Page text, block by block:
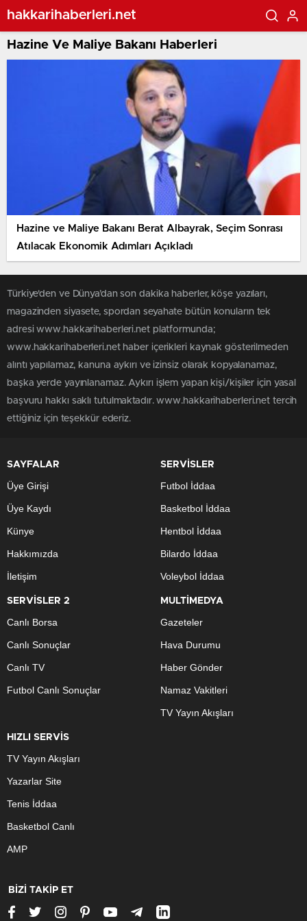
hakkarihaberleri.net
Hazine Ve Maliye Bakanı Haberleri
Hazine ve Maliye Bakanı Berat Albayrak, Seçim Sonrası
Atılacak Ekonomik Adımları Açıkladı
Türkiye'den ve Dünya’dan son dakika haberler, köşe yazıları,
magazinden siyasete, spordan seyahate bütün konuların tek
adresi www.hakkarihaberleri.net platformunda;
www.hakkarihaberleri.net haber içerikleri kaynak gösterilmeden
alıntı yapılamaz, kanuna aykırı ve izinsiz olarak kopyalanamaz,
başka yerde yayınlanamaz. Aykırı işlem yapan kişi/kişiler için yasal
başvuru hakkı saklı tutulmaktadır. www.hakkarihaberleri.net tercih
ettiğiniz için teşekkür ederiz.
SAYFALAR
Üye Girişi
Üye Kaydı
Künye
Hakkımızda
İletişim
SERVİSLER
Futbol İddaa
Basketbol İddaa
Hentbol İddaa
Bilardo İddaa
Voleybol İddaa
SERVİSLER 2
Canlı Borsa
Canlı Sonuçlar
Canlı TV
Futbol Canlı Sonuçlar
MULTİMEDYA
Gazeteler
Hava Durumu
Haber Gönder
Namaz Vakitleri
TV Yayın Akışları
HIZLI SERVİS
TV Yayın Akışları
Yazarlar Site
Tenis İddaa
Basketbol Canlı
AMP
BİZİ TAKİP ET